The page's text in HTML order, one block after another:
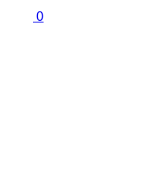
0